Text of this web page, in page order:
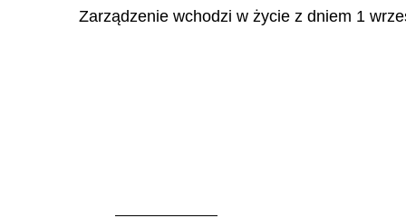
Zarządzenie wchodzi w życie z dniem 1